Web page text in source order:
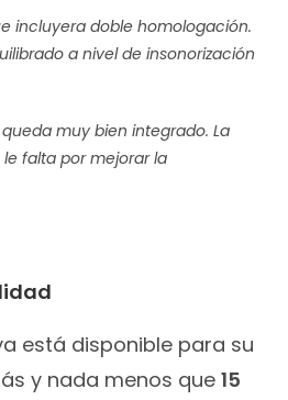
incluyera doble homologación.
a nivel de insonorización
muy bien integrado. La
falta por mejorar la
está disponible para su
y nada menos que15